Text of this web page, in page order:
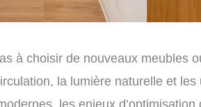
à choisir de nouveaux meubles
la lumière naturelle et
les enjeux